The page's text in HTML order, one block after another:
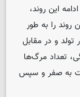
این روند،
روند را به طور
می‌کنیم. سال گذشته حدود ۹۷۹ هزار تولد و در مقابل
تعداد مرگ‌ها
به صفر و سپس